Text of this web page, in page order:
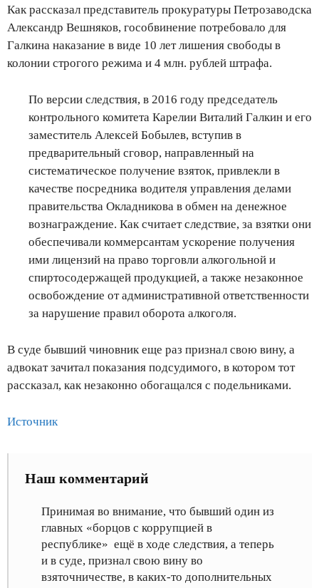
Как рассказал представитель прокуратуры Петрозаводска
Александр Вешняков, гособвинение потребовало для
Галкина наказание в виде 10 лет лишения свободы в
колонии строгого режима и 4 млн. рублей штрафа.
По версии следствия, в 2016 году председатель
контрольного комитета Карелии Виталий Галкин и его
заместитель Алексей Бобылев, вступив в
предварительный сговор, направленный на
систематическое получение взяток, привлекли в
качестве посредника водителя управления делами
правительства Окладникова в обмен на денежное
вознаграждение. Как считает следствие, за взятки они
обеспечивали коммерсантам ускорение получения
ими лицензий на право торговли алкогольной и
спиртосодержащей продукцией, а также незаконное
освобождение от административной ответственности
за нарушение правил оборота алкоголя.
В суде бывший чиновник еще раз признал свою вину, а
адвокат зачитал показания подсудимого, в котором тот
рассказал, как незаконно обогащался с подельниками.
Источник
Наш комментарий
Принимая во внимание, что бывший один из
главных «борцов с коррупцией в
республике» ещё в ходе следствия, а теперь
и в суде, признал свою вину во
взяточничестве, в каких-то дополнительных